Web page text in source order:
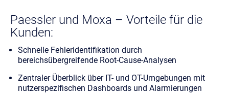
Paessler und Moxa – Vorteile für die
Kunden:
Schnelle Fehleridentifikation durch
bereichsübergreifende Root-Cause-Analysen
Zentraler Überblick über IT- und OT-Umgebungen mit
nutzerspezifischen Dashboards und Alarmierungen